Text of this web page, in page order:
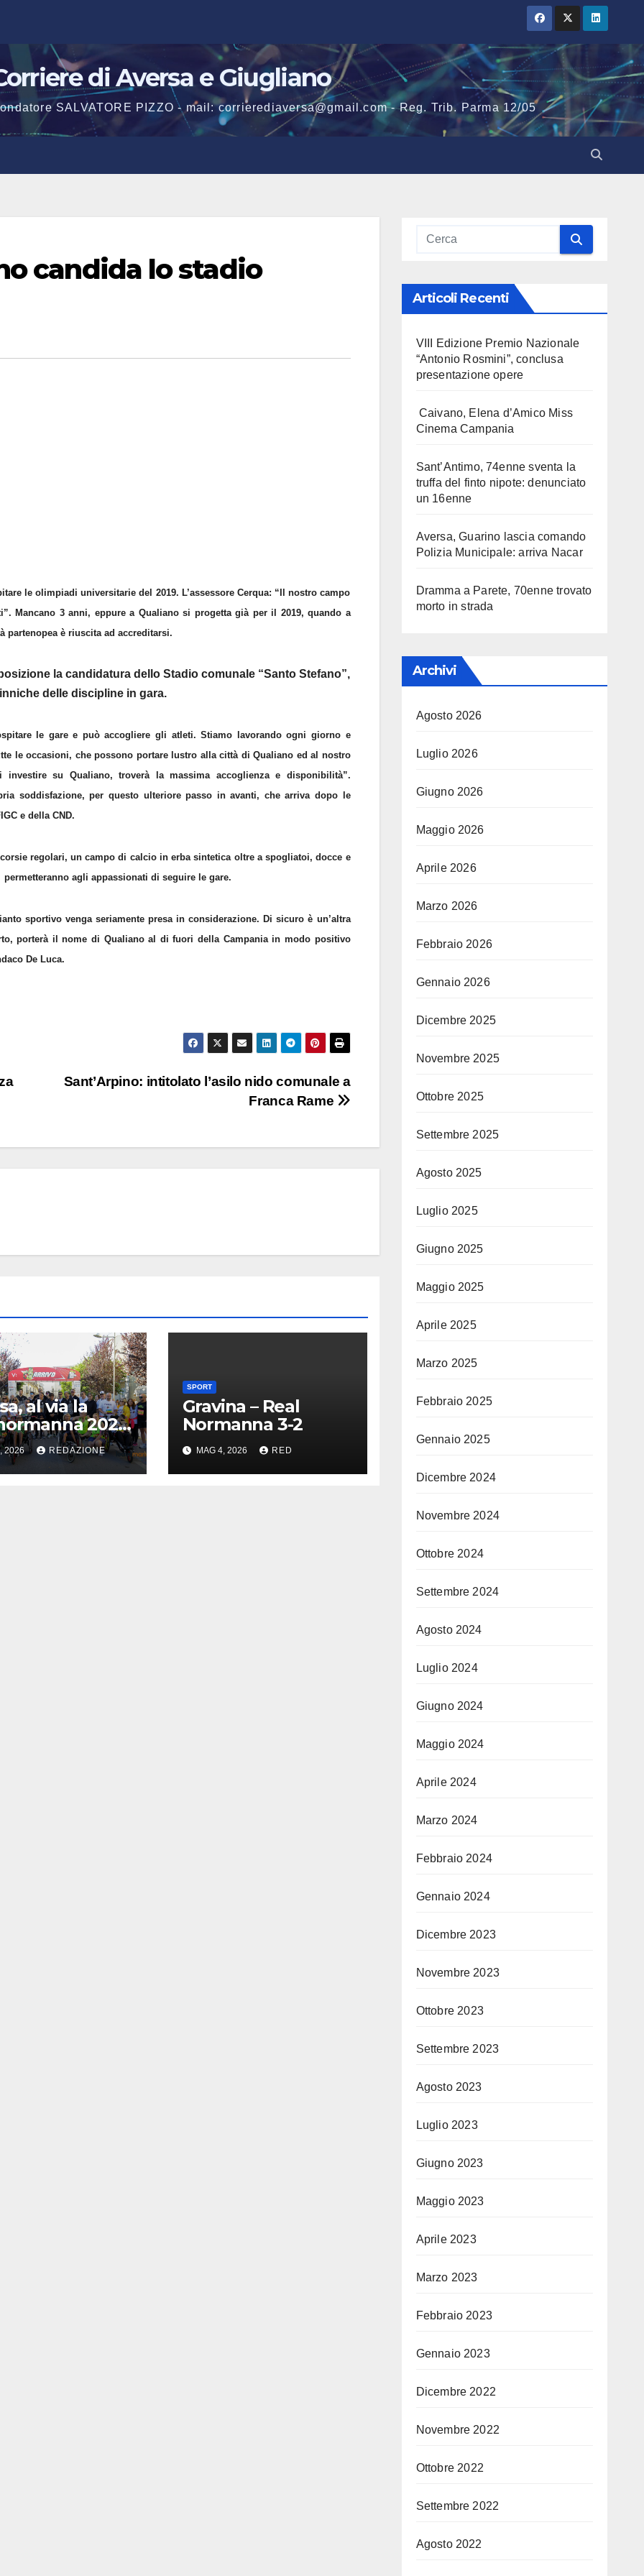
di Aversa e Giugliano
SALVATORE PIZZO - mail: corrierediaversa@gmail.com - Reg. Trib. Parma 12/05
candida lo stadio
le olimpiadi universitarie del 2019. L’assessore Cerqua: “Il nostro campo
Mancano 3 anni, eppure a Qualiano si progetta già per il 2019, quando a
partenopea è riuscita ad accreditarsi.
la candidatura dello Stadio comunale “Santo Stefano”,
delle discipline in gara.
le gare e può accogliere gli atleti. Stiamo lavorando ogni giorno e
le occasioni, che possono portare lustro alla città di Qualiano ed al nostro
su Qualiano, troverà la massima accoglienza e disponibilità”.
soddisfazione, per questo ulteriore passo in avanti, che arriva dopo le
e della CND.
regolari, un campo di calcio in erba sintetica oltre a spogliatoi, docce e
agli appassionati di seguire le gare.
sportivo venga seriamente presa in considerazione. Di sicuro è un’altra
porterà il nome di Qualiano al di fuori della Campania in modo positivo
De Luca.
Sant’Arpino: intitolato l’asilo nido comunale a
Franca Rame
al via la
2026
Villaggio della
2026 REDAZIONE
SPORT
Gravina – Real
Normanna 3-2
MAG 4, 2026 RED
Articoli Recenti
VIII Edizione Premio Nazionale
“Antonio Rosmini”, conclusa
presentazione opere
Caivano, Elena d’Amico Miss
Cinema Campania
Sant’Antimo, 74enne sventa la
truffa del finto nipote: denunciato
un 16enne
Aversa, Guarino lascia comando
Polizia Municipale: arriva Nacar
Dramma a Parete, 70enne trovato
morto in strada
Archivi
Agosto 2026
Luglio 2026
Giugno 2026
Maggio 2026
Aprile 2026
Marzo 2026
Febbraio 2026
Gennaio 2026
Dicembre 2025
Novembre 2025
Ottobre 2025
Settembre 2025
Agosto 2025
Luglio 2025
Giugno 2025
Maggio 2025
Aprile 2025
Marzo 2025
Febbraio 2025
Gennaio 2025
Dicembre 2024
Novembre 2024
Ottobre 2024
Settembre 2024
Agosto 2024
Luglio 2024
Giugno 2024
Maggio 2024
Aprile 2024
Marzo 2024
Febbraio 2024
Gennaio 2024
Dicembre 2023
Novembre 2023
Ottobre 2023
Settembre 2023
Agosto 2023
Luglio 2023
Giugno 2023
Maggio 2023
Aprile 2023
Marzo 2023
Febbraio 2023
Gennaio 2023
Dicembre 2022
Novembre 2022
Ottobre 2022
Settembre 2022
Agosto 2022